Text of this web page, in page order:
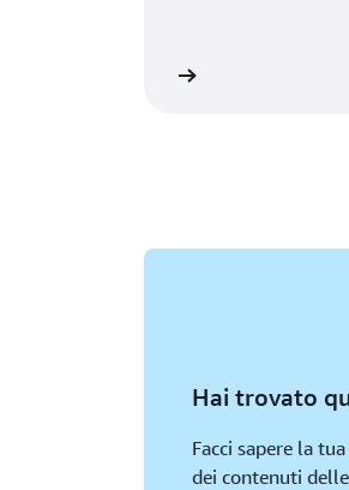
Hai trovato
Facci sapere la
dei contenuti